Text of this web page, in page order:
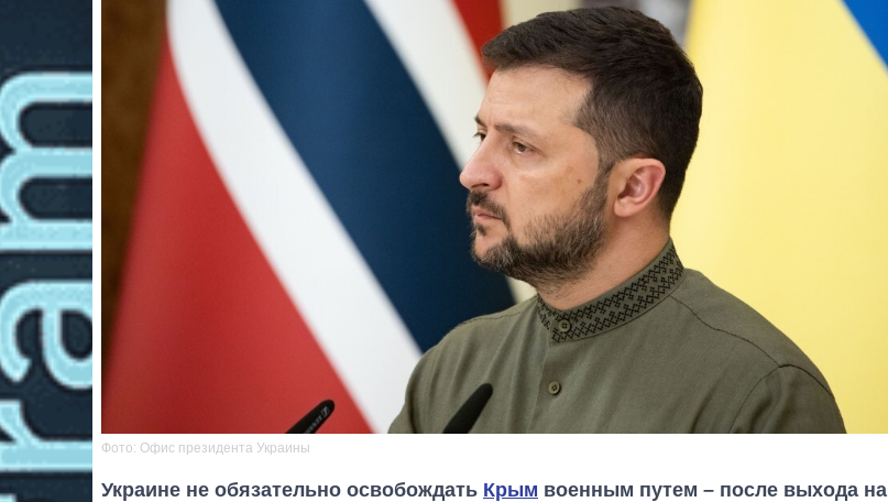
Фото: Офис президента Украины
Украине не обязательно освобождать Крым военным путем – после выхода на